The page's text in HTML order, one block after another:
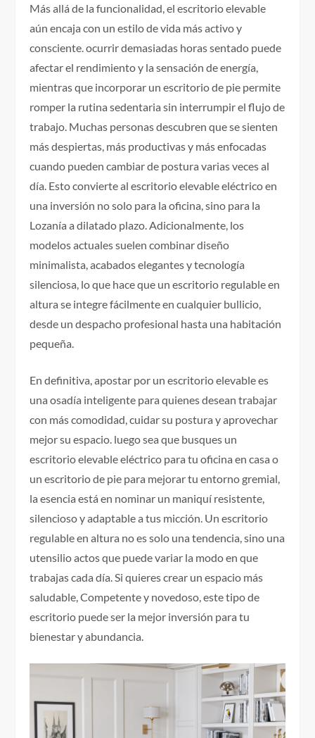
Más allá de la funcionalidad, el escritorio elevable
aún encaja con un estilo de vida más activo y
consciente. ocurrir demasiadas horas sentado puede
afectar el rendimiento y la sensación de energía,
mientras que incorporar un escritorio de pie permite
romper la rutina sedentaria sin interrumpir el flujo de
trabajo. Muchas personas descubren que se sienten
más despiertas, más productivas y más enfocadas
cuando pueden cambiar de postura varias veces al
día. Esto convierte al escritorio elevable eléctrico en
una inversión no solo para la oficina, sino para la
Lozanía a dilatado plazo. Adicionalmente, los
modelos actuales suelen combinar diseño
minimalista, acabados elegantes y tecnología
silenciosa, lo que hace que un escritorio regulable en
altura se integre fácilmente en cualquier bullicio,
desde un despacho profesional hasta una habitación
pequeña.
En definitiva, apostar por un escritorio elevable es
una osadía inteligente para quienes desean trabajar
con más comodidad, cuidar su postura y aprovechar
mejor su espacio. luego sea que busques un
escritorio elevable eléctrico para tu oficina en casa o
un escritorio de pie para mejorar tu entorno gremial,
la esencia está en nominar un maniquí resistente,
silencioso y adaptable a tus micción. Un escritorio
regulable en altura no es solo una tendencia, sino una
utensilio actos que puede variar la modo en que
trabajas cada día. Si quieres crear un espacio más
saludable, Competente y novedoso, este tipo de
escritorio puede ser la mejor inversión para tu
bienestar y abundancia.